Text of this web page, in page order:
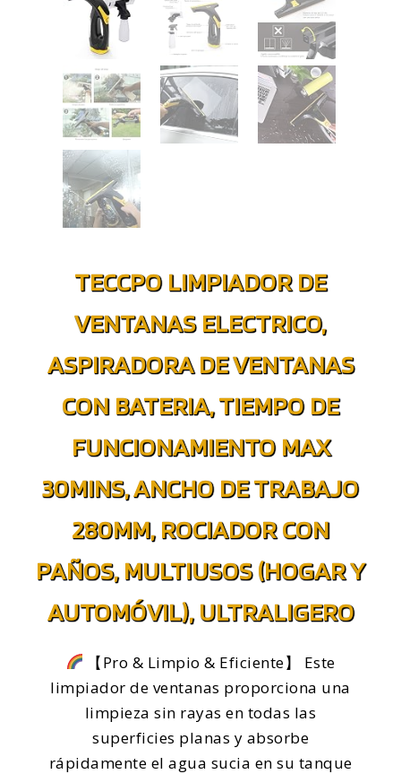
TECCPO LIMPIADOR DE
VENTANAS ELECTRICO,
ASPIRADORA DE VENTANAS
CON BATERIA, TIEMPO DE
FUNCIONAMIENTO MAX
30MINS, ANCHO DE TRABAJO
280MM, ROCIADOR CON
PAÑOS, MULTIUSOS (HOGAR Y
AUTOMÓVIL), ULTRALIGERO
【Pro & Limpio & Eficiente】 Este
limpiador de ventanas proporciona una
limpieza sin rayas en todas las
superficies planas y absorbe
rápidamente el agua sucia en su tanque